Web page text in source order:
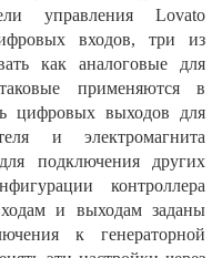
управления Lovato
входов, три из
как аналоговые для
применяются в
цифровых выходов для
и электромагнита
подключения других
контроллера
и выходам заданы
к генераторной